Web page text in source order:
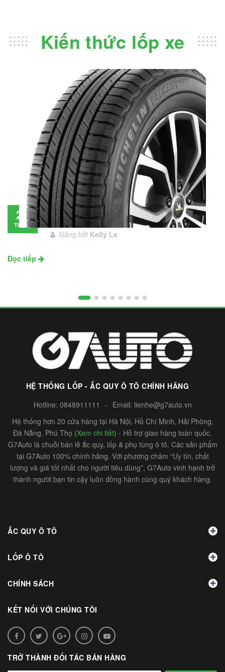
Kiến thức lốp xe
28
Tháng
Đánh giá lốp Michelin Primacy SUV: Đáng
đầu tư không?
Đăng bởi Kelly Le
Đọc tiếp
HỆ THỐNG LỐP - ẮC QUY Ô TÔ CHÍNH HÃNG
Hotline: 0848911111 - Email: lienhe@g7auto.vn
Hệ thống hơn 20 cửa hàng tại Hà Nội, Hồ Chí Minh, Hải Phòng,
Đà Nẵng, Phú Thọ (Xem chi tiết) - Hỗ trợ giao hàng toàn quốc.
G7Auto là chuỗi bán lẻ ắc quy, lốp & phụ tùng ô tô. Các sản phẩm
tại G7Auto 100% chính hãng. Với phương châm “Uy tín, chất
lượng và giá tốt nhất cho người tiêu dùng”, G7Auto vinh hạnh trở
thành người bạn tin cậy luôn đồng hành cùng quý khách hàng.
ẮC QUY Ô TÔ
LỐP Ô TÔ
CHÍNH SÁCH
KẾT NỐI VỚI CHÚNG TÔI
TRỞ THÀNH ĐỐI TÁC BÁN HÀNG